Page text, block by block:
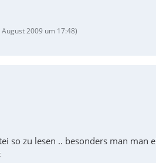
August 2009 um 17:48)
so zu lesen .. besonders man man